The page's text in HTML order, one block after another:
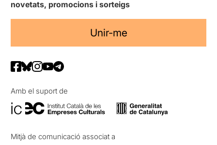
novetats, promocions i sorteigs
Unir-me
Amb el suport de
Mitjà de comunicació associat a